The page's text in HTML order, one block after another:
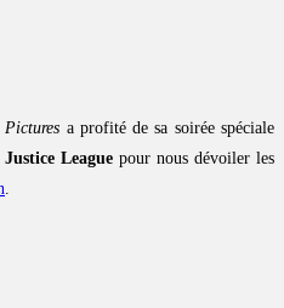
Pictures a profité de sa soirée spéciale
League pour nous dévoiler les
.